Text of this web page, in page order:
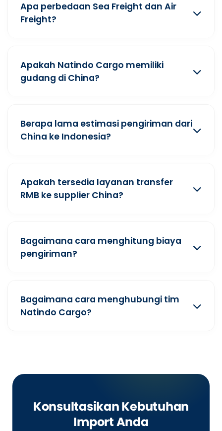
Apa perbedaan Sea Freight dan Air
Freight?
Apakah Natindo Cargo memiliki
gudang di China?
Berapa lama estimasi pengiriman dari
China ke Indonesia?
Apakah tersedia layanan transfer
RMB ke supplier China?
Bagaimana cara menghitung biaya
pengiriman?
Bagaimana cara menghubungi tim
Natindo Cargo?
Konsultasikan Kebutuhan
Import Anda